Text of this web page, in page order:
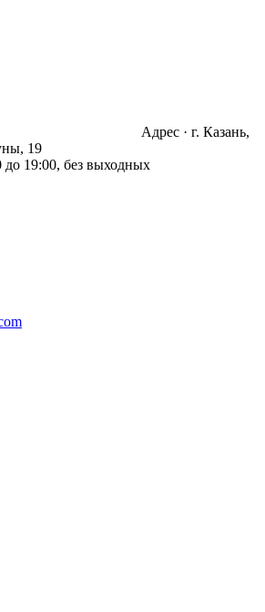
Адрес · г. Казань,
19
19:00, без выходных